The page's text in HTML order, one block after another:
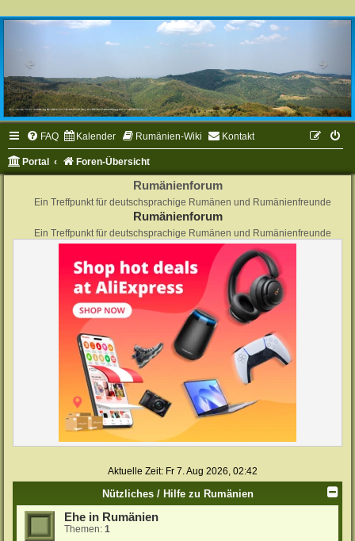
FAQ Kalender Rumänien-Wiki Kontakt
Portal Foren-Übersicht
Rumänienforum
Ein Treffpunkt für deutschsprachige Rumänen und Rumänienfreunde
Rumänienforum
Ein Treffpunkt für deutschsprachige Rumänen und Rumänienfreunde
Aktuelle Zeit: Fr 7. Aug 2026, 02:42
Nützliches / Hilfe zu Rumänien
Ehe in Rumänien
Themen: 1